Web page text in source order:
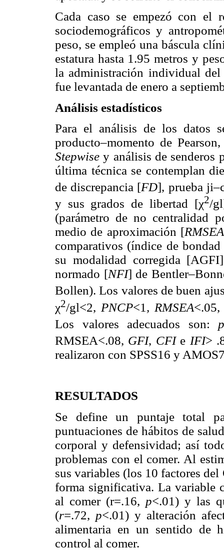
Cada caso se empezó con el
sociodemográficos y
peso, se empleó una báscula
estatura hasta 1.95 metros y
la administración individual del
fue levantada de enero a
Análisis estadísticos
Para el análisis de los datos
producto–momento de
Stepwisey análisis de senderos
última técnica se contemplan
de discrepancia [FD], prueba
y sus grados de libertad [χ2/
(parámetro de no centralidad
medio de aproximación [RMSEA
comparativos (índice de
su modalidad corregida
normado [NFI] de
Bollen). Los valores de buen
χ2/gl<2, PNCP<1 , RMSEA<.05,
Los valores adecuados son:
RMSEA<.08, GFI, CFI e IFI>
realizaron con SPSS16 y
RESULTADOS
Se define un puntaje total
puntuaciones de hábitos de
corporal y defensividad; así
problemas con el comer. Al
sus variables (los 10 factores
forma significativa. La variable
al comer (r=.16, p<.01) y las
(r=.72, p<.01) y alteración
alimentaria en un sentido de
control al comer.